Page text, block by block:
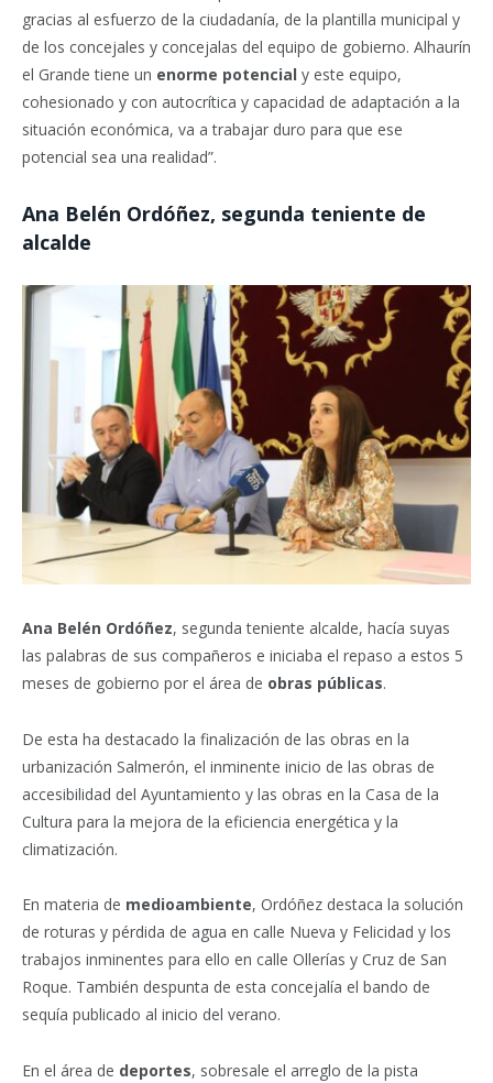
gracias al esfuerzo de la ciudadanía, de la plantilla municipal y
de los concejales y concejalas del equipo de gobierno. Alhaurín
el Grande tiene un enorme potencial y este equipo,
cohesionado y con autocrítica y capacidad de adaptación a la
situación económica, va a trabajar duro para que ese
potencial sea una realidad”.
Ana Belén Ordóñez, segunda teniente de
alcalde
Ana Belén Ordóñez, segunda teniente alcalde, hacía suyas
las palabras de sus compañeros e iniciaba el repaso a estos 5
meses de gobierno por el área de obras públicas.
De esta ha destacado la finalización de las obras en la
urbanización Salmerón, el inminente inicio de las obras de
accesibilidad del Ayuntamiento y las obras en la Casa de la
Cultura para la mejora de la eficiencia energética y la
climatización.
En materia de medioambiente, Ordóñez destaca la solución
de roturas y pérdida de agua en calle Nueva y Felicidad y los
trabajos inminentes para ello en calle Ollerías y Cruz de San
Roque. También despunta de esta concejalía el bando de
sequía publicado al inicio del verano.
En el área de deportes, sobresale el arreglo de la pista